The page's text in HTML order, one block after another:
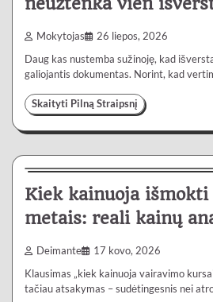
Mokytojas 26 liepos, 2026
Daug kas nustemba sužinoję, kad
galiojantis dokumentas. Norint, kad
Skaityti Pilną Straipsnį
4 min
Kiek kainuoja
metais: reali kainų
Deimante 17 kovo, 2026
Klausimas „kiek kainuoja vairavimo
tačiau atsakymas – sudėtingesnis nei